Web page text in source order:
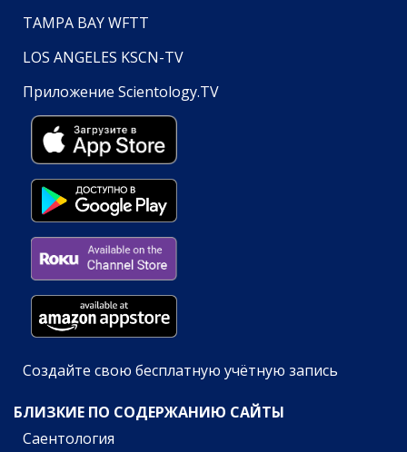
TAMPA BAY WFTT
LOS ANGELES KSCN-TV
Приложение Scientology.TV
Создайте свою бесплатную учётную запись
БЛИЗКИЕ ПО СОДЕРЖАНИЮ САЙТЫ
Саентология